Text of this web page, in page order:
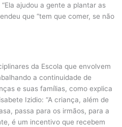
ajudou a gente a plantar as
que “tem que comer, se não
da Escola que envolvem
a continuidade de
e suas famílias, como explica
Izidio: “A criança, além de
passa para os irmãos, para a
é um incentivo que recebem